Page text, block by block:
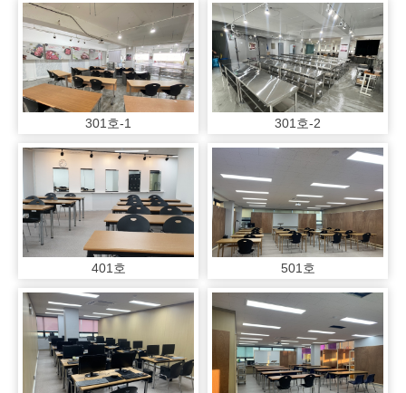
301호-1 301호-2
401호 501호